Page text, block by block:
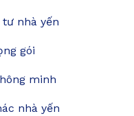
nhà yến
gói
minh
nhà yến